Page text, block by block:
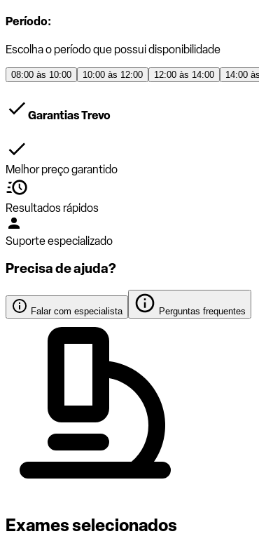
Período:
Escolha o período que possui disponibilidade
08:00 às 10:00 10:00 às 12:00 12:00 às 14:00 14:00
Garantias Trevo
Melhor preço garantido
Resultados rápidos
Suporte especializado
Precisa de ajuda?
Falar com especialista Perguntas frequentes
Exames selecionados